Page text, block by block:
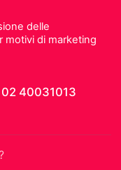
delle
motivi di marketing
02 40031013